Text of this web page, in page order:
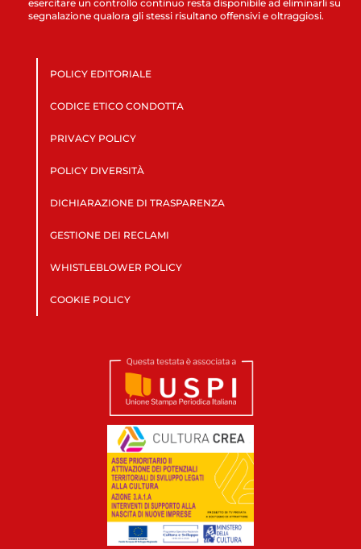
esercitare un controllo continuo resta disponibile ad eliminarli su
segnalazione qualora gli stessi risultano offensivi e oltraggiosi.
POLICY EDITORIALE
CODICE ETICO CONDOTTA
PRIVACY POLICY
POLICY DIVERSITÀ
DICHIARAZIONE DI TRASPARENZA
GESTIONE DEI RECLAMI
WHISTLEBLOWER POLICY
COOKIE POLICY